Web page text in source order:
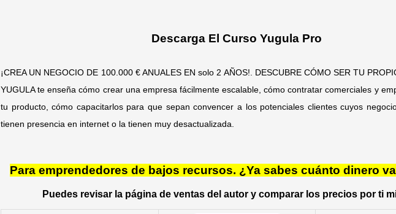
Descarga El Curso Yugula Pro
¡CREA UN NEGOCIO DE 100.000 € ANUALES EN solo 2 AÑOS!. DESCUBRE CÓMO SER TU
YUGULA te enseña cómo crear una empresa fácilmente escalable, cómo contratar comerciales y
tu producto, cómo capacitarlos para que sepan convencer a los potenciales clientes cuyos
tienen presencia en internet o la tienen muy desactualizada.
Para emprendedores de bajos recursos. ¿Ya sabes cuánto dinero
Puedes revisar la página de ventas del autor y comparar los precios por ti